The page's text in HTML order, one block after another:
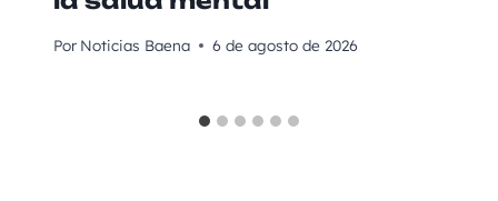
Por Noticias Baena 6 de agosto de 2026